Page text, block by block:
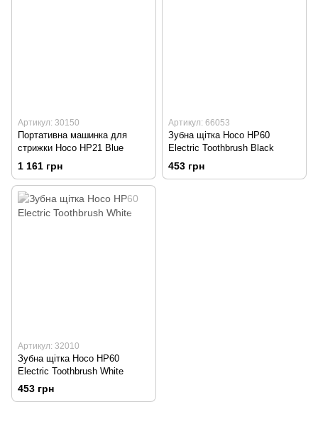
Артикул: 30150
Портативна машинка для
стрижки Hoco HP21 Blue
1 161 грн
Артикул: 66053
Зубна щітка Hoco HP60
Electric Toothbrush Black
453 грн
Артикул: 32010
Зубна щітка Hoco HP60
Electric Toothbrush White
453 грн